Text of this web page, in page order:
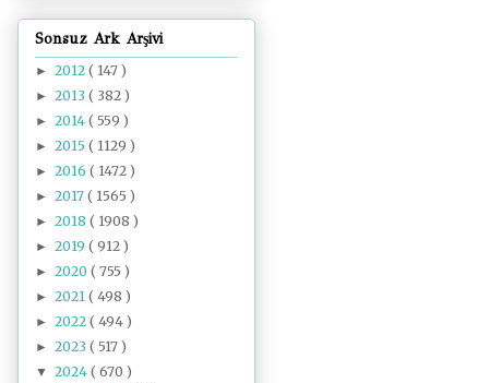
Sonsuz Ark Arşivi
► 2012 ( 147 )
► 2013 ( 382 )
► 2014 ( 559 )
► 2015 ( 1129 )
► 2016 ( 1472 )
► 2017 ( 1565 )
► 2018 ( 1908 )
► 2019 ( 912 )
► 2020 ( 755 )
► 2021 ( 498 )
► 2022 ( 494 )
► 2023 ( 517 )
▼ 2024 ( 670 )